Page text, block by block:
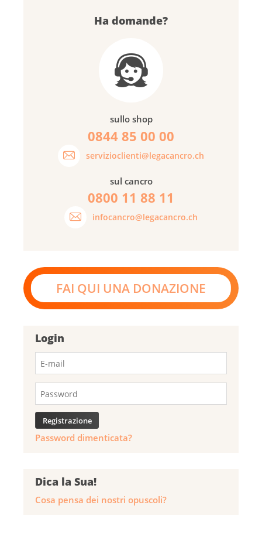
Ha domande?
sullo shop
0844 85 00 00
servizioclienti@legacancro.ch
sul cancro
0800 11 88 11
infocancro@legacancro.ch
FAI QUI UNA DONAZIONE
Login
Password dimenticata?
Dica la Sua!
Cosa pensa dei nostri opuscoli?